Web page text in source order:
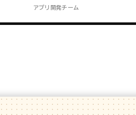
アプリ開発チーム